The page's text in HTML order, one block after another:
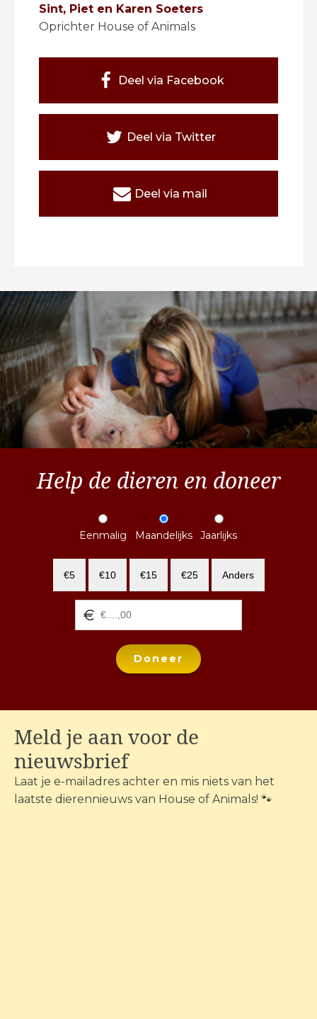
Sint, Piet en Karen Soeters
Oprichter House of Animals
Deel via Facebook
Deel via Twitter
Deel via mail
Help de dieren en doneer
Eenmalig Maandelijks Jaarlijks
€5 €10 €15 €25 Anders
Doneer
Meld je aan voor de
nieuwsbrief
Laat je e-mailadres achter en mis niets van het
laatste dierennieuws van House of Animals! 🐾